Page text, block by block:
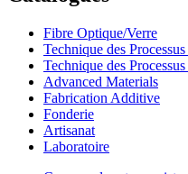
Fibre Optique/Verre
Technique des
Technique des
Advanced Materials
Fabrication Additive
Fonderie
Artisanat
Laboratoire